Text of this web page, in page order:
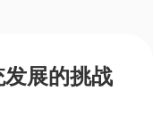
展的挑战